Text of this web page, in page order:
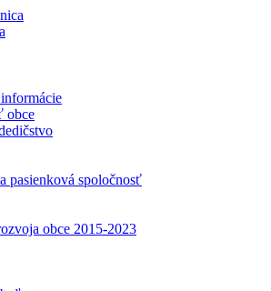
obce
pasienková spoločnosť
obce 2015-2023